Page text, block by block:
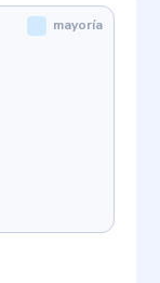
mayoría